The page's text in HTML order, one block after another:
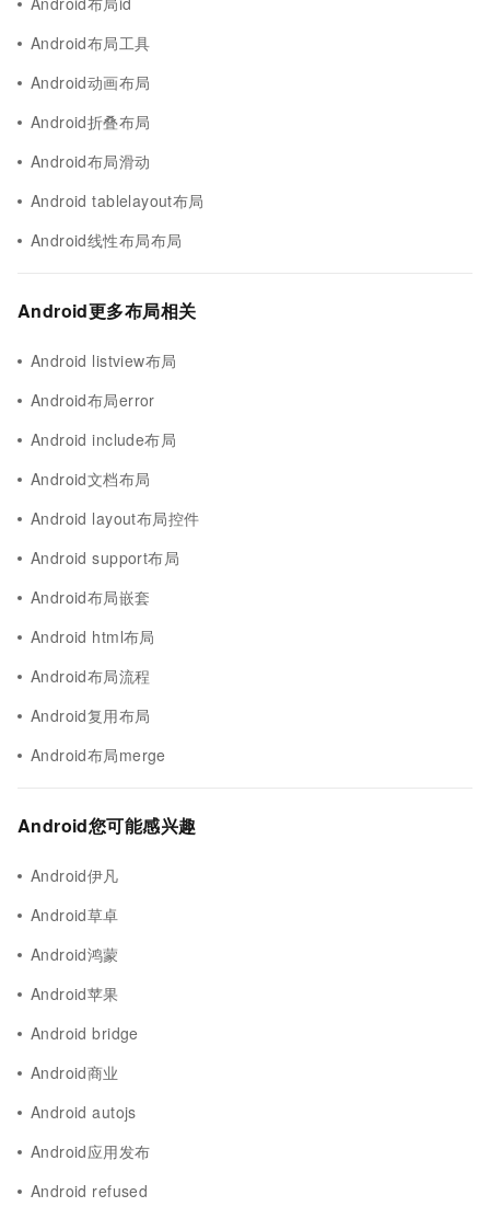
Android布局工具
Android动画布局
Android折叠布局
Android布局滑动
Android tablelayout布局
Android线性布局布局
Android更多布局相关
Android listview布局
Android布局error
Android include布局
Android文档布局
Android layout布局控件
Android support布局
Android布局嵌套
Android html布局
Android布局流程
Android复用布局
Android布局merge
Android您可能感兴趣
Android伊凡
Android草卓
Android鸿蒙
Android苹果
Android bridge
Android商业
Android autojs
Android应用发布
Android refused